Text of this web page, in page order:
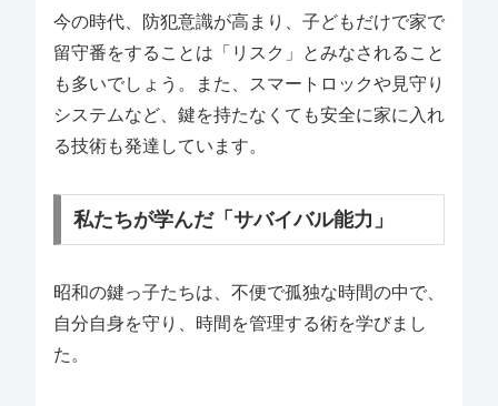
今の時代、防犯意識が高まり、子どもだけで家で
留守番をすることは「リスク」とみなされること
も多いでしょう。また、スマートロックや見守り
システムなど、鍵を持たなくても安全に家に入れ
る技術も発達しています。
私たちが学んだ「サバイバル能力」
昭和の鍵っ子たちは、不便で孤独な時間の中で、
自分自身を守り、時間を管理する術を学びまし
た。